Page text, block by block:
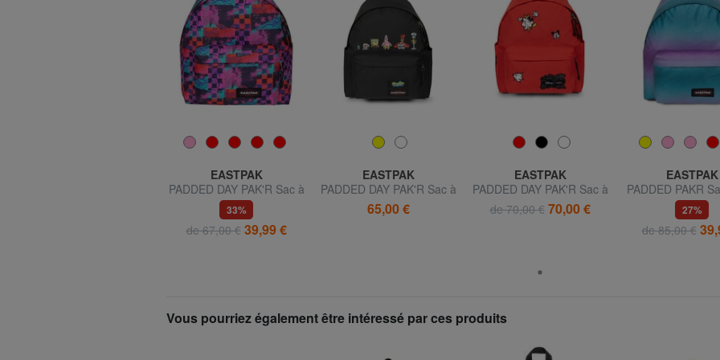
EASTPAK
PADDED DAY PAK'R Sac à
dos pour ordinateur
portable 14"
33%
de 67,00 € 39,99 €
EASTPAK
PADDED DAY PAK'R Sac à
dos pour ordinateur
portable 14 pouces
65,00 €
EASTPAK
PADDED DAY PAK'R Sac à
dos imprimé Mickey Mouse
de 70,00 € 70,00 €
EASTPAK
PADDED PAKR
27%
de 85,00 €
Vous pourriez également être intéressé par ces produits